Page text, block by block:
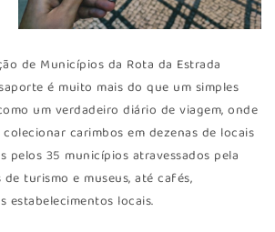
de Municípios da Rota da Estrada
é muito mais do que um simples
um verdadeiro diário de viagem, onde
carimbos em dezenas de locais
pelos 35 municípios atravessados pela
turismo e museus, até cafés,
estabelecimentos locais.